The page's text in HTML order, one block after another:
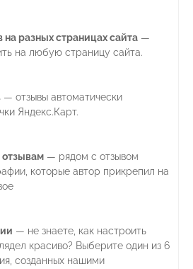
разных страницах сайта —
на любую страницу сайта.
— отзывы автоматически
Яндекс.Карт.
— рядом с отзывом
которые автор прикрепил на
— не знаете, как настроить
красиво? Выберите один из 6
созданных нашими